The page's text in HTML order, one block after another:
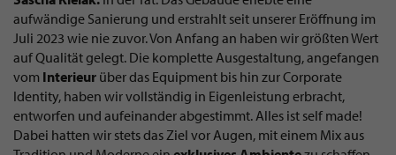
aufwändige Sanierung und erstrahlt seit unserer Eröffnung im
Juli 2023 wie nie zuvor. Von Anfang an haben wir größten Wert
auf Qualität gelegt. Die komplette Ausgestaltung, angefangen
vom Interieur über das Equipment bis hin zur Corporate
Identity, haben wir vollständig in Eigenleistung erbracht,
entworfen und aufeinander abgestimmt. Alles ist self made!
Dabei hatten wir stets das Ziel vor Augen, mit einem Mix aus